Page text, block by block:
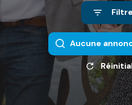
CONTACT
Aucune